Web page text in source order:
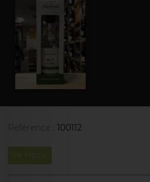
100112
EN STOCK